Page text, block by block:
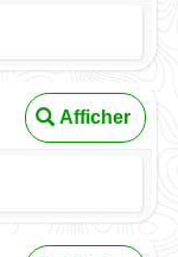
Afficher